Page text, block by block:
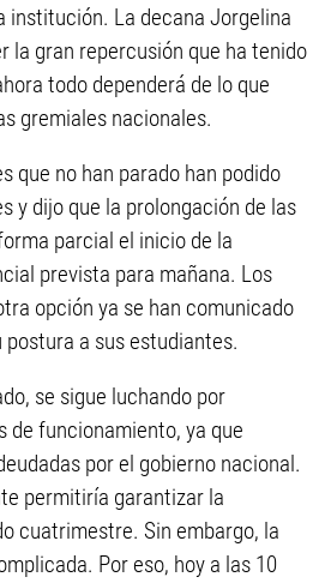
institución. La decana Jorgelina
la gran repercusión que ha tenido
todo dependerá de lo que
gremiales nacionales.
que no han parado han podido
y dijo que la prolongación de las
parcial el inicio de la
prevista para mañana. Los
opción ya se han comunicado
a sus estudiantes.
se sigue luchando por
de funcionamiento, ya que
por el gobierno nacional.
permitiría garantizar la
cuatrimestre. Sin embargo, la
Por eso, hoy a las 10